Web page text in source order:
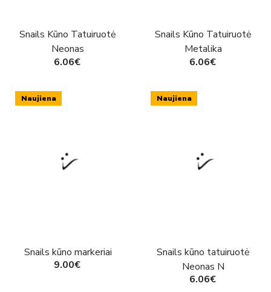
Snails Kūno Tatuiruotė
Neonas
6.06€
Snails Kūno Tatuiruotė
Metalika
6.06€
Naujiena
Snails kūno markeriai
9.00€
Naujiena
Snails kūno tatuiruotė
Neonas N
6.06€